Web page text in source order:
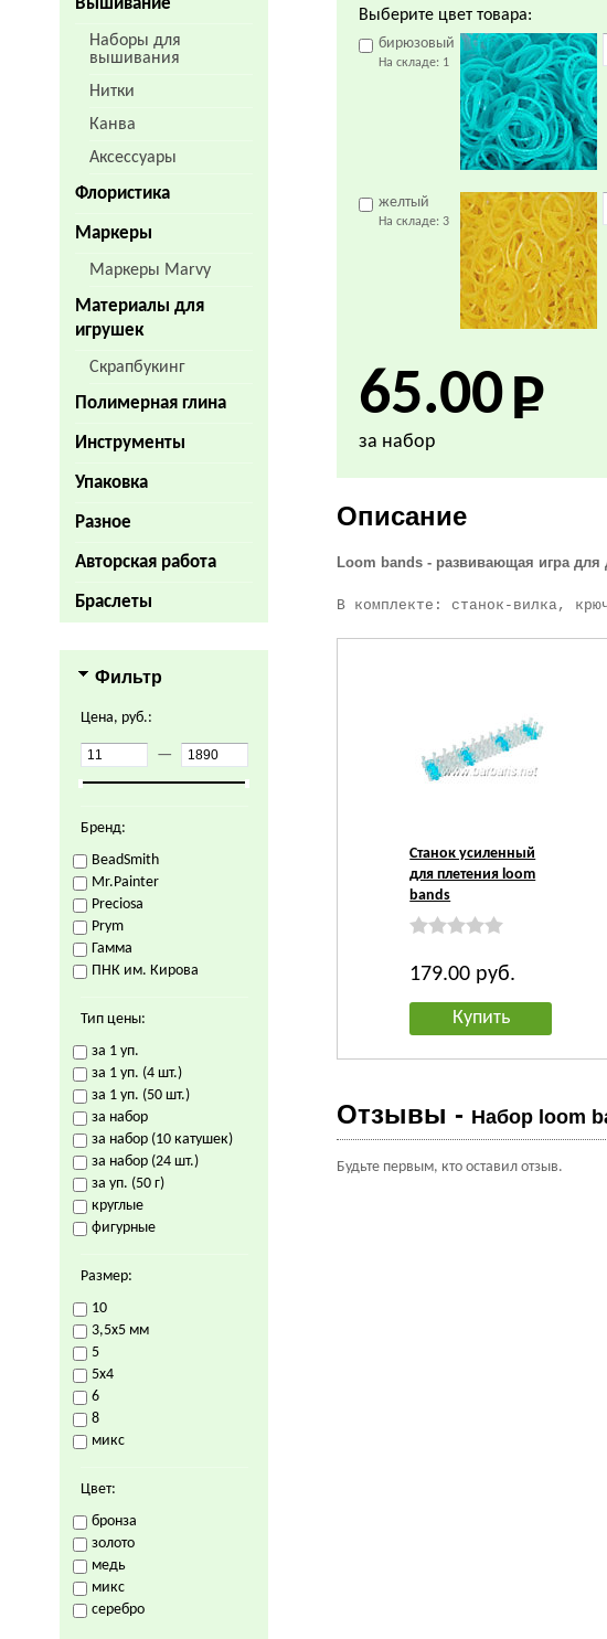
Вышивание
Наборы для
вышивания
Нитки
Канва
Аксессуары
Флористика
Маркеры
Маркеры Marvy
Материалы для
игрушек
Скрапбукинг
Полимерная глина
Инструменты
Упаковка
Разное
Авторская работа
Браслеты
Фильтр
Цена, руб.:
—
Бренд:
BeadSmith
Mr.Painter
Preciosa
Prym
Гамма
ПНК им. Кирова
Тип цены:
за 1 уп.
за 1 уп. (4 шт.)
за 1 уп. (50 шт.)
за набор
за набор (10 катушек)
за набор (24 шт.)
за уп. (50 г)
круглые
фигурные
Размер:
10
3,5х5 мм
5
5х4
6
8
микс
Цвет:
бронза
золото
медь
микс
серебро
Выберите цвет товара:
бирюзовый
На складе: 1
желтый
На складе:3
65.00
за набор
Описание
Loom bands - развивающая игра для
В комплекте: станок-вилка,
Станок усиленный
для плетения loom
bands
179.00 руб.
Купить
Отзывы - Набор loom
Будьте первым, кто оставил отзыв.